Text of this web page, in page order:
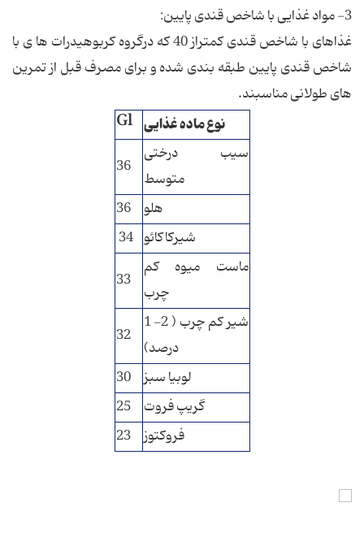
3- مواد غذایی با شاخص قندی پایین:
غذاهای با شاخص قندی كمتراز 40 كه درگروه كربوهیدرات ها ی با
شاخص قندی پایین طبقه بندی شده و برای مصرف قبل از تمرین
های طولانی مناسبند.
Gl نوع ماده غذایی
36
سیب درختی
متوسط
36
هلو
34 شیركاكائو
33
ماست میوه كم
چرب
32
شیر كم چرب ( 2- 1
درصد)
30
لوبیا سبز
25
گریپ فروت
23
فروكتوز